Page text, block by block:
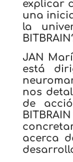
explicar
una
la
JAN
está
nos
de
acerca